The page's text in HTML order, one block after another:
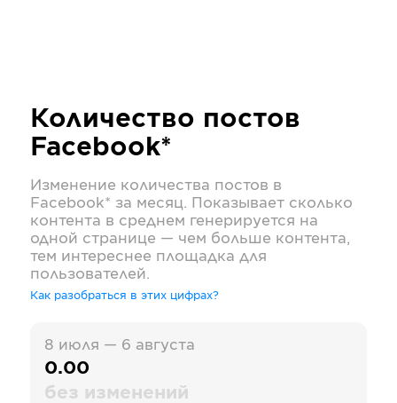
Количество постов
Facebook*
Изменение количества постов в
Facebook* за месяц. Показывает сколько
контента в среднем генерируется на
одной странице — чем больше контента,
тем интереснее площадка для
пользователей.
Как разобраться в этих цифрах?
8 июля — 6 августа
0.00
без изменений